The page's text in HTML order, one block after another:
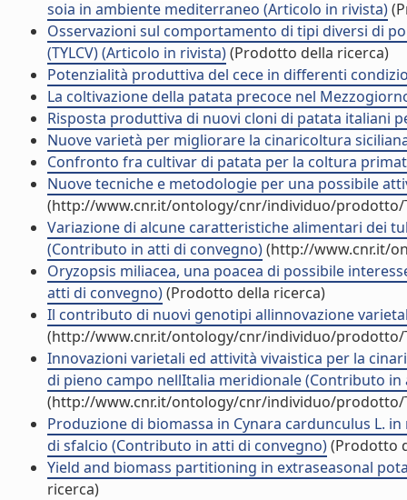
soia in ambiente mediterraneo (Articolo in rivista)
Osservazioni sul comportamento di tipi diversi di
(TYLCV) (Articolo in rivista)(Prodotto della ricerca)
Potenzialità produttiva del cece in differenti
La coltivazione della patata precoce nel
Risposta produttiva di nuovi cloni di patata italiani
Nuove varietà per migliorare la cinaricoltura
Confronto fra cultivar di patata per la coltura
Nuove tecniche e metodologie per una possibile
(http://www.cnr.it/ontology/cnr/individuo/prodotto/
Variazione di alcune caratteristiche alimentari dei
(Contributo in atti di convegno)(http://www.cnr.it/
Oryzopsis miliacea, una poacea di possibile
atti di convegno)(Prodotto della ricerca)
Il contributo di nuovi genotipi allinnovazione
(http://www.cnr.it/ontology/cnr/individuo/prodotto/
Innovazioni varietali ed attività vivaistica per la
di pieno campo nellItalia meridionale (Contributo
(http://www.cnr.it/ontology/cnr/individuo/prodotto/
Produzione di biomassa in Cynara cardunculus L.
di sfalcio (Contributo in atti di convegno)(Prodotto
Yield and biomass partitioning in extraseasonal
ricerca)